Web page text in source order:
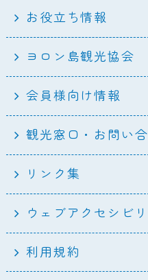
お役立ち情報
ヨロン島観光協会
会員様向け情報
観光窓口・お問い
リンク集
ウェブアクセシビ
利用規約